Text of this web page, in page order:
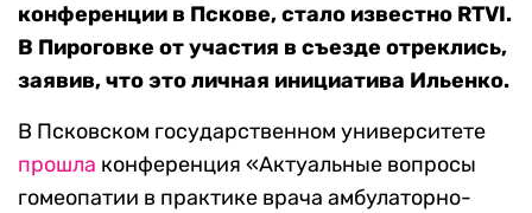
конференции в Пскове, стало известно RTVI.
В Пироговке от участия в съезде отреклись,
заявив, что это личная инициатива Ильенко.
В Псковском государственном университете
прошла конференция «Актуальные вопросы
гомеопатии в практике врача амбулаторно-